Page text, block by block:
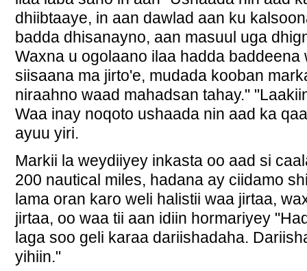
dhiibtaaye, in aan dawlad aan ku
badda dhisanayno, aan masuul uga
Waxna u ogolaano ilaa hadda
siisaana ma jirto'e, mudada kooban
niraahno waad mahadsan tahay."
Waa inay noqoto ushaada nin aad ka
ayuu yiri.
Markii la weydiiyey inkasta oo aad si
200 nautical miles, hadana ay ciidamo
lama oran karo weli halistii waa jirtaa,
jirtaa, oo waa tii aan idiin hormariyey
laga soo geli karaa dariishadaha.
yihiin."